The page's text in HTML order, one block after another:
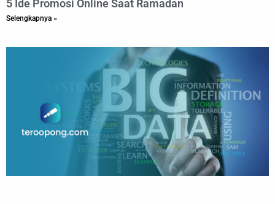
5 Ide Promosi Online Saat Ramadan
Selengkapnya »